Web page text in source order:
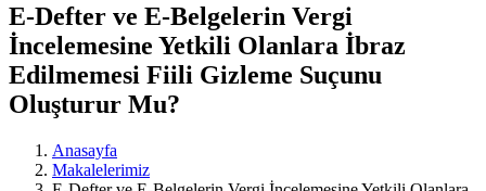
Zonguldak
Ereğli
Mali
Müşavir
Ferdi
E-Defter ve E-Belgelerin Vergi
İncelemesine Yetkili Olanlara İbraz
Edilmemesi Fiili Gizleme Suçunu
Oluşturur Mu?
Anasayfa
Makalelerimiz